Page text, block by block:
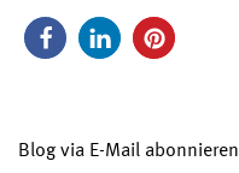
Blog via E-Mail abonnieren